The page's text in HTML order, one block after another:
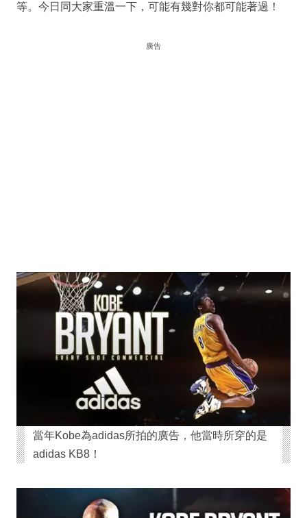
等。今日同大家重溫一下，可能有幾對你都可能著過！
廣告
當年Kobe為adidas所拍的廣告，他當時所穿的是
adidas KB8！